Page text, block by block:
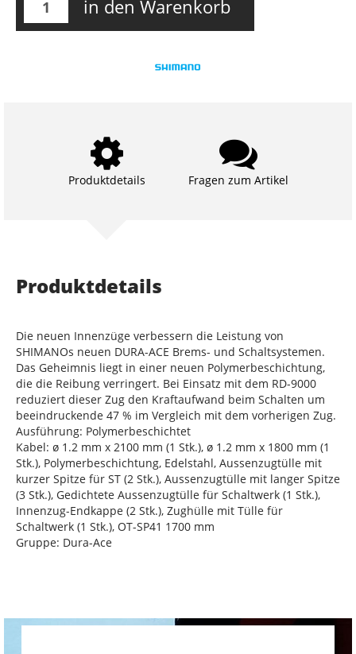
in den Warenkorb
Produktdetails Fragen zum Artikel
Produktdetails
Die neuen Innenzüge verbessern die Leistung von
SHIMANOs neuen DURA-ACE Brems- und Schaltsystemen.
Das Geheimnis liegt in einer neuen Polymerbeschichtung,
die die Reibung verringert. Bei Einsatz mit dem RD-9000
reduziert dieser Zug den Kraftaufwand beim Schalten um
beeindruckende 47 % im Vergleich mit dem vorherigen Zug.
Ausführung: Polymerbeschichtet
Kabel: ø 1.2 mm x 2100 mm (1 Stk.), ø 1.2 mm x 1800 mm (1
Stk.), Polymerbeschichtung, Edelstahl, Aussenzugtülle mit
kurzer Spitze für ST (2 Stk.), Aussenzugtülle mit langer Spitze
(3 Stk.), Gedichtete Aussenzugtülle für Schaltwerk (1 Stk.),
Innenzug-Endkappe (2 Stk.), Zughülle mit Tülle für
Schaltwerk (1 Stk.), OT-SP41 1700 mm
Gruppe: Dura-Ace